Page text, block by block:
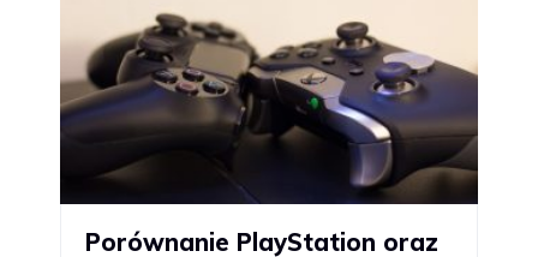
Porównanie PlayStation oraz